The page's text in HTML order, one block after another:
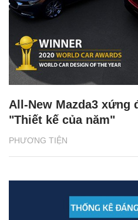
PHƯƠNG TIỆN
All-New Mazda3 xứng
"Thiết kế của năm"